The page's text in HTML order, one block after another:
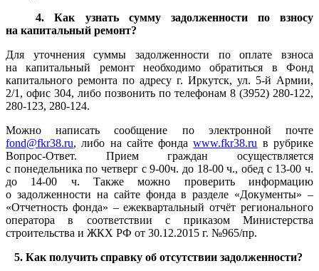
4. Как узнать сумму задолженности по взносу
на капитальный ремонт?
Для уточнения суммы задолженности по оплате взноса
на капитальный ремонт необходимо обратиться в Фонд
капитального ремонта по адресу г. Иркутск, ул. 5-й Армии,
2/1, офис 304, либо позвонить по телефонам 8 (3952) 280-122,
280-123, 280-124.
Можно написать сообщение по электронной почте
fond@fkr38.ru, либо на сайте фондаwww.fkr38.ru в рубрике
Вопрос-Ответ. Прием граждан осуществляется
с понедельника по четверг с 9-00ч. до 18-00 ч., обед с 13-00 ч.
до 14-00 ч. Также можно проверить информацию
о задолженности на сайте фонда в разделе «Документы» –
«Отчетность фонда» – ежеквартальный отчёт регионального
оператора в соответствии с приказом Министерства
строительства и ЖКХ РФ от 30.12.2015 г. №965/пр.
5. Как получить справку об отсутствии задолженности?